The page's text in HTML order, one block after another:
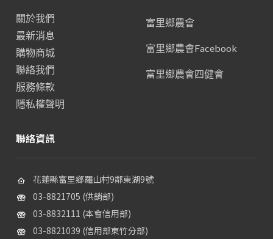
關於我們
最新消息
購物商城
聯絡我們
服務條款
隱私權聲明
富里鄉農會
富里鄉農會Facebook
富里鄉農會四健會
聯絡資訊
花蓮縣富里鄉羅山村9鄰東湖9號
03-8821705 (供銷部)
03-8832111 (本會信用部)
03-8821039 (信用部東竹分部)